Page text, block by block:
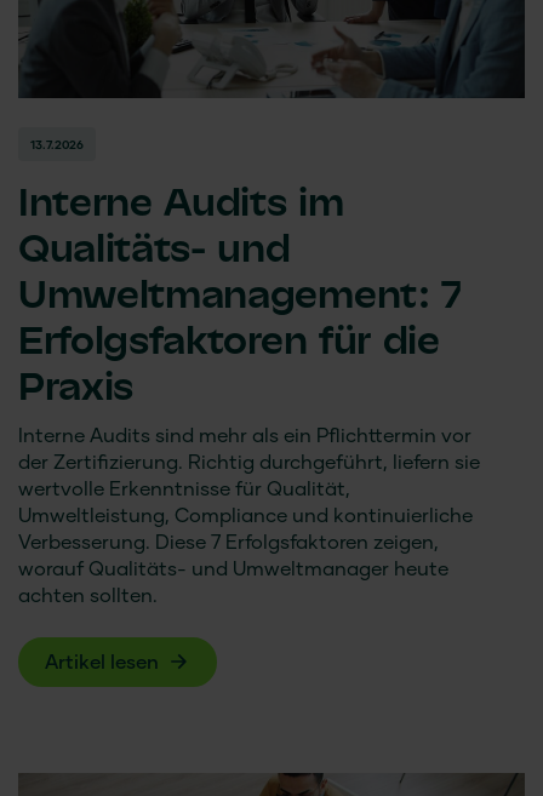
13.7.2026
Interne Audits im
Qualitäts- und
Umweltmanagement: 7
Erfolgsfaktoren für die
Praxis
Interne Audits sind mehr als ein Pflichttermin vor
der Zertifizierung. Richtig durchgeführt, liefern sie
wertvolle Erkenntnisse für Qualität,
Umweltleistung, Compliance und kontinuierliche
Verbesserung. Diese 7 Erfolgsfaktoren zeigen,
worauf Qualitäts- und Umweltmanager heute
achten sollten.
Artikel lesen